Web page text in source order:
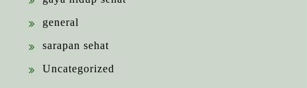
general
sarapan sehat
Uncategorized